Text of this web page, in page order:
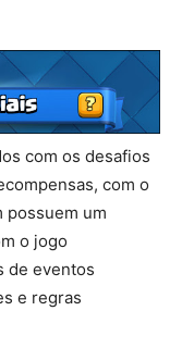
com os desafios
com o
possuem um
o jogo
de eventos
e regras